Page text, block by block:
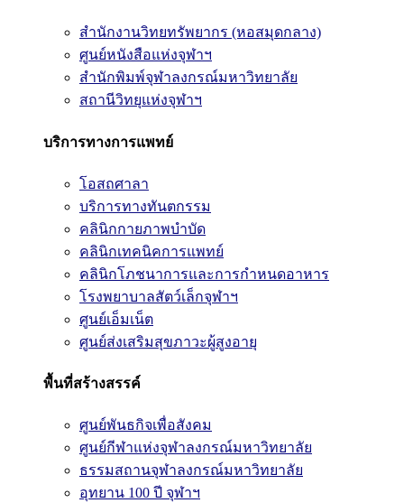
สำนักงานวิทยทรัพยากร (หอสมุดกลาง)
ศูนย์หนังสือแห่งจุฬาฯ
สำนักพิมพ์จุฬาลงกรณ์มหาวิทยาลัย
สถานีวิทยุแห่งจุฬาฯ
บริการทางการแพทย์
โอสถศาลา
บริการทางทันตกรรม
คลินิกกายภาพบำบัด
คลินิกเทคนิคการแพทย์
คลินิกโภชนาการและการกำหนดอาหาร
โรงพยาบาลสัตว์เล็กจุฬาฯ
ศูนย์เอ็มเน็ต
ศูนย์ส่งเสริมสุขภาวะผู้สูงอายุ
พื้นที่สร้างสรรค์
ศูนย์พันธกิจเพื่อสังคม
ศูนย์กีฬาแห่งจุฬาลงกรณ์มหาวิทยาลัย
ธรรมสถานจุฬาลงกรณ์มหาวิทยาลัย
อุทยาน 100 ปี จุฬาฯ